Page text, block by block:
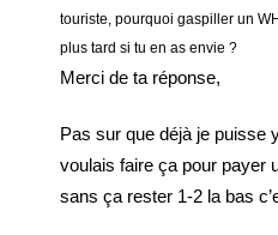
touriste, pourquoi gaspiller un
plus tard si tu en as envie ?
Merci de ta réponse,
Pas sur que déjà je puisse
voulais faire ça pour payer
sans ça rester 1-2 la bas